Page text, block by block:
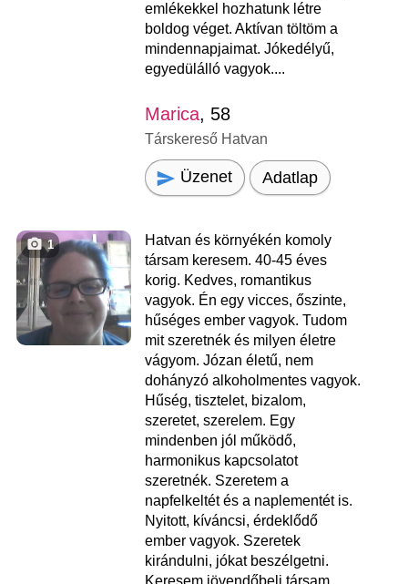
emlékekkel hozhatunk létre
boldog véget. Aktívan töltöm a
mindennapjaimat. Jókedélyű,
egyedülálló vagyok....
Marica, 58
Társkereső Hatvan
Üzenet Adatlap
1
Hatvan és környékén komoly
társam keresem. 40-45 éves
korig. Kedves, romantikus
vagyok. Én egy vicces, őszinte,
hűséges ember vagyok. Tudom
mit szeretnék és milyen életre
vágyom. Józan életű, nem
dohányzó alkoholmentes vagyok.
Hűség, tisztelet, bizalom,
szeretet, szerelem. Egy
mindenben jól működő,
harmonikus kapcsolatot
szeretnék. Szeretem a
napfelkeltét és a naplementét is.
Nyitott, kíváncsi, érdeklődő
ember vagyok. Szeretek
kirándulni, jókat beszélgetni.
Keresem jövendőbeli társam.